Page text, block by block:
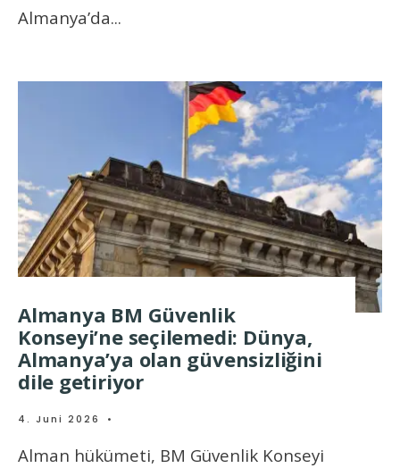
Almanya’da...
Almanya BM Güvenlik
Konseyi’ne seçilemedi: Dünya,
Almanya’ya olan güvensizliğini
dile getiriyor
4. Juni 2026 •
Alman hükümeti, BM Güvenlik Konseyi